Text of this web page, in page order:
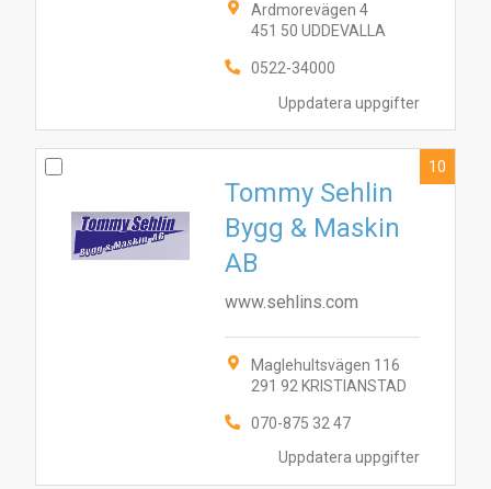
Uppdatera uppgifter
Ardmorevägen 4
451 50 UDDEVALLA
0522-34000
Uppdatera uppgifter
Tommy Sehlin
Bygg & Maskin
AB
www.sehlins.com
Maglehultsvägen 116
291 92 KRISTIANSTAD
070-875 32 47
10